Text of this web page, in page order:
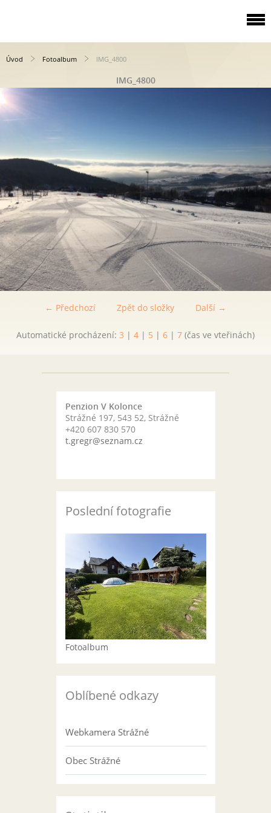
Úvod Fotoalbum IMG_4800
IMG_4800
← Předchozí Další →
Zpět do složky
Automatické procházení: 3 | 4 | 5 | 6 | 7 (čas ve vteřinách)
Penzion V Kolonce
Strážné 197, 543 52, Strážné
+420 607 830 570
t.gregr@seznam.cz
Poslední fotografie
Fotoalbum
Oblíbené odkazy
Webkamera Strážné
Obec Strážné